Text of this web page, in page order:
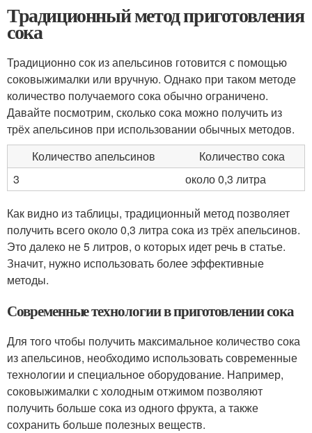
Традиционный метод приготовления
сока
Традиционно сок из апельсинов готовится с помощью
соковыжималки или вручную. Однако при таком методе
количество получаемого сока обычно ограничено.
Давайте посмотрим, сколько сока можно получить из
трёх апельсинов при использовании обычных методов.
Количество апельсинов
Количество сока
3
около 0,3 литра
Как видно из таблицы, традиционный метод позволяет
получить всего около 0,3 литра сока из трёх апельсинов.
Это далеко не 5 литров, о которых идет речь в статье.
Значит, нужно использовать более эффективные
методы.
Современные технологии в приготовлении сока
Для того чтобы получить максимальное количество сока
из апельсинов, необходимо использовать современные
технологии и специальное оборудование. Например,
соковыжималки с холодным отжимом позволяют
получить больше сока из одного фрукта, а также
сохранить больше полезных веществ.